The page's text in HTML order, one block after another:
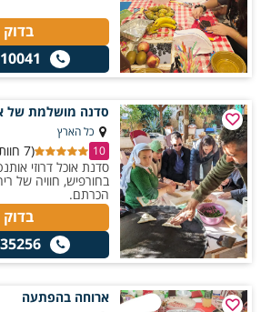
סדנה מושלמת של
כל הארץ
10
(7 חוות דעת)
סדנת אוכל דרוזי
בחורפיש, חוויה של
הכרתם.
ארוחה בהפתעה